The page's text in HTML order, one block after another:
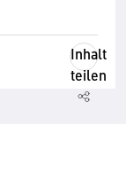
Inhalt
teilen